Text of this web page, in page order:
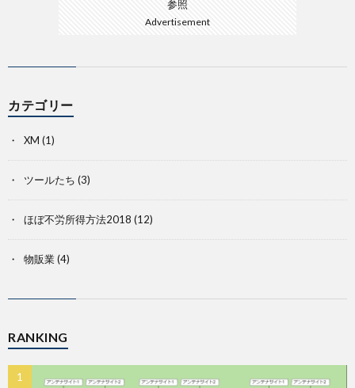
参照
Advertisement
カテゴリー
XM (1)
ツールたち (3)
ほぼ不労所得方法2018 (12)
物販業(4)
RANKING